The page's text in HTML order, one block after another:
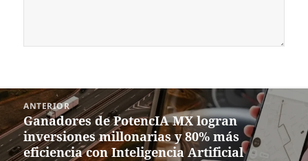
Navegación
entradas
ANTERIOR
Entrada
anterior:
Ganadores de PotencIA MX logran
inversiones millonarias y 80% más
eficiencia con Inteligencia Artificial